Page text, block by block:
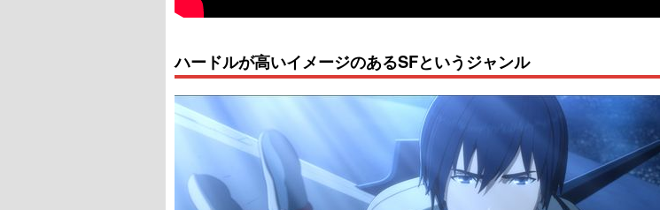
ハードルが高いイメージのあるSFというジャンル